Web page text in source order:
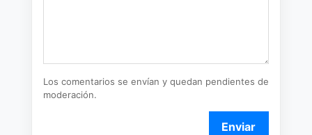
Los comentarios se envían y quedan pendientes de
moderación.
Enviar